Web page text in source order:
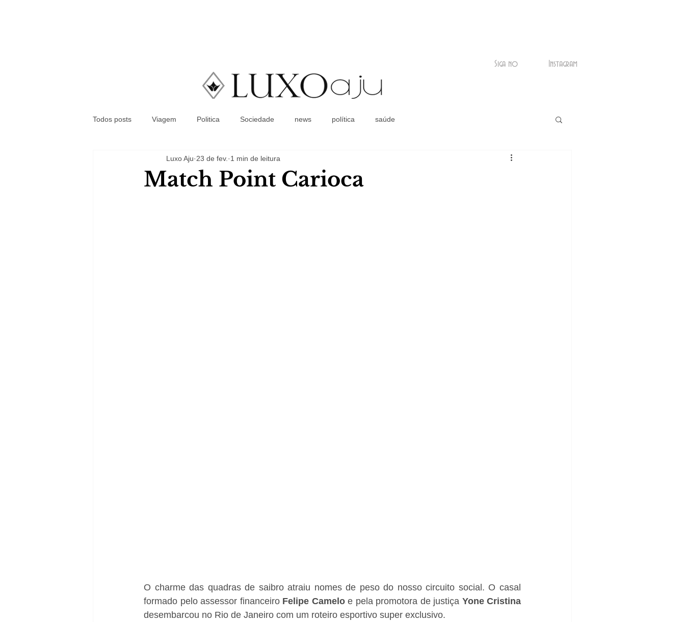
Coluna Social
Siga no Instagram
Todos posts Viagem Politica Sociedade news política saúde
Match Point Carioca
Luxo Aju 23 de fev. 1 min de leitura
O charme das quadras de saibro atraiu nomes de peso do nosso circuito social. O casal
formado pelo assessor financeiro Felipe Camelo e pela promotora de justiça
desembarcou no Rio de Janeiro com um roteiro esportivo super exclusivo.